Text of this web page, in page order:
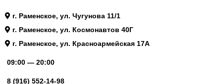
г. Раменское, ул. Чугунова 11/1
г. Раменское, ул. Космонавтов 40Г
г. Раменское, ул. Красноармейская 17А
09:00 — 20:00
8 (916) 552-14-98